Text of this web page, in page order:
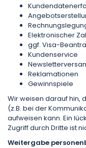
Elektronischer
ggf. Visa-
Kundenservice
Reklamationen
Gewinnspiele
Wir weisen darauf hin,
(z.B. bei der
aufweisen kann. Ein
Zugriff durch Dritte ist
Weitergabe